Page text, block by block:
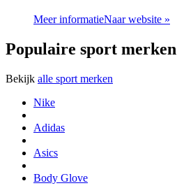
Meer informatieNaar website »
Populaire sport merken
Bekijk alle sport merken
Nike
Adidas
Asics
Body Glove